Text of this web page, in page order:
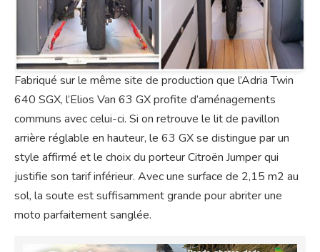
Fabriqué sur le même site de production que l’Adria Twin
640 SGX, l’Elios Van 63 GX profite d’aménagements
communs avec celui-ci. Si on retrouve le lit de pavillon
arrière réglable en hauteur, le 63 GX se distingue par un
style affirmé et le choix du porteur Citroën Jumper qui
justifie son tarif inférieur. Avec une surface de 2,15 m2 au
sol, la soute est suffisamment grande pour abriter une
moto parfaitement sanglée.